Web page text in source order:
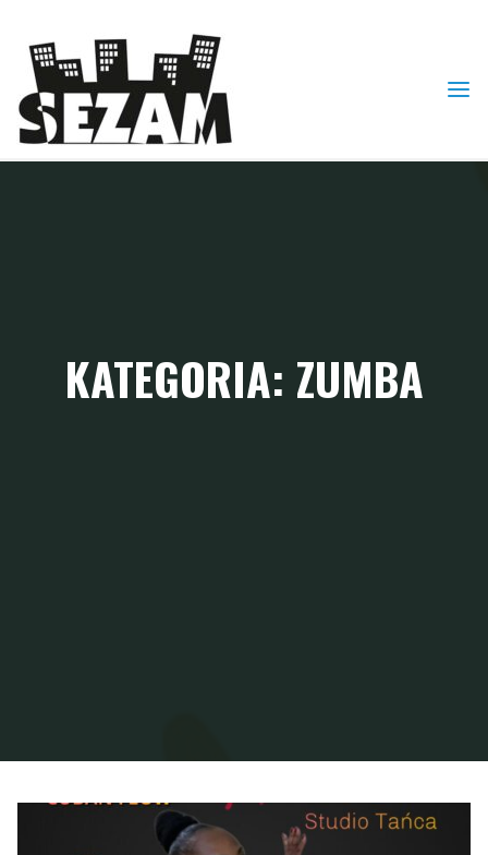
content
KATEGORIA: ZUMBA